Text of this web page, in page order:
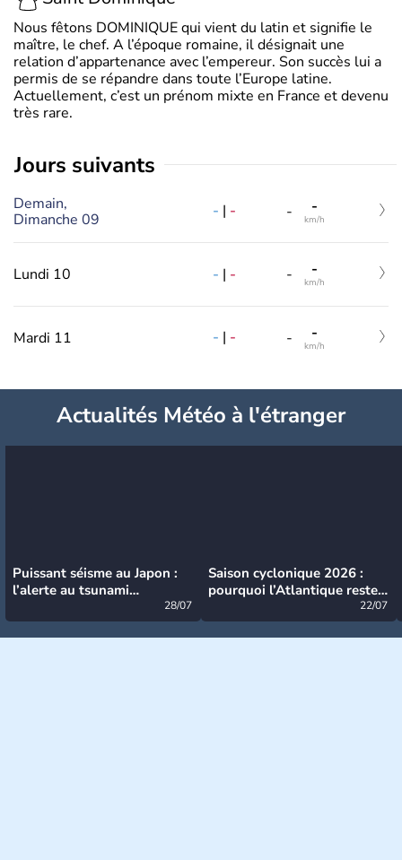
Nous fêtons DOMINIQUE qui vient du latin et signifie le
maître, le chef. A l’époque romaine, il désignait une
relation d’appartenance avec l’empereur. Son succès lui a
permis de se répandre dans toute l’Europe latine.
Actuellement, c’est un prénom mixte en France et devenu
très rare.
jours suivants
Demain,
Dimanche 09
- | - - -
km/h
Lundi 10 - | - - -
km/h
Mardi 11 - | - - -
km/h
Actualités Météo à l'étranger
Puissant séisme au Japon :
l’alerte au tsunami
28/07
Saison cyclonique 2026 :
pourquoi l’Atlantique reste
22/07